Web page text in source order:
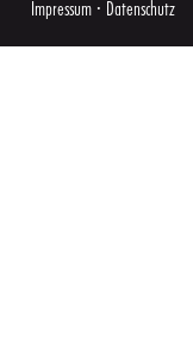
Impressum · Datenschutz